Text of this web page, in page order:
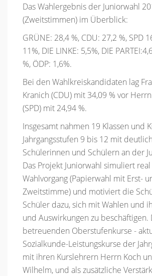
Das Wahlergebnis der Juniorwahl
(Zweitstimmen) im Überblick:
GRÜNE: 28,4 %, CDU: 27,2 %, SPD
11%, DIE LINKE: 5,5%, DIE
%, ÖDP: 1,6%.
Bei den Wahlkreiskandidaten lag
Kranich (CDU) mit 34,09 % vor
(SPD) mit 24,94 %.
Insgesamt nahmen 19 Klassen und
Jahrgangsstufen 9 bis 12 mit
Schülerinnen und Schülern an der
Das Projekt Juniorwahl simuliert
Wahlvorgang (Papierwahl mit Erst-
Zweitstimme) und motiviert die
Schüler dazu, sich mit Wahlen und
und Auswirkungen zu beschäftigen.
betreuenden Oberstufenkurse -
Sozialkunde-Leistungskurse der
mit ihren Kurslehrern Herrn Koch
Wilhelm, und als zusätzliche